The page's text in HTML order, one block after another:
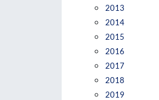
2013
2014
2015
2016
2017
2018
2019